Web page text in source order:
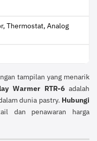
Thermostat, Analog
tampilan yang menarik
Warmer RTR-6 adalah
dunia pastry. Hubungi
dan penawaran harga